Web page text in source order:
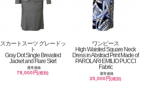
スカートスーツ グレードッ
ト
Gray Dot Single Breasted
Jacket and Flare Skirt
通常価格
78,000円(税別)
ワンピース
High Waisted Square Neck
Dress in Abstract Print Made of
PAROLARI EMILIO PUCCI
Fabric
通常価格
39,000円(税別)